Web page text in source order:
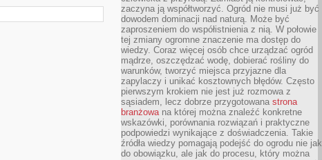
zaczyna ją współtworzyć. Ogród nie musi już być
dowodem dominacji nad naturą. Może być
zaproszeniem do współistnienia z nią. W połowie
tej zmiany ogromne znaczenie ma dostęp do
wiedzy. Coraz więcej osób chce urządzać ogród
mądrze, oszczędzać wodę, dobierać rośliny do
warunków, tworzyć miejsca przyjazne dla
zapylaczy i unikać kosztownych błędów. Często
pierwszym krokiem nie jest już rozmowa z
sąsiadem, lecz dobrze przygotowana strona
branżowana której można znaleźć konkretne
wskazówki, porównania rozwiązań i praktyczne
podpowiedzi wynikające z doświadczenia. Takie
źródła wiedzy pomagają podejść do ogrodu nie jak
do obowiązku, ale jak do procesu, który można